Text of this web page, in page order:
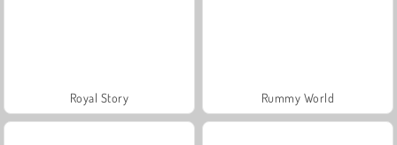
Royal Story Rummy World